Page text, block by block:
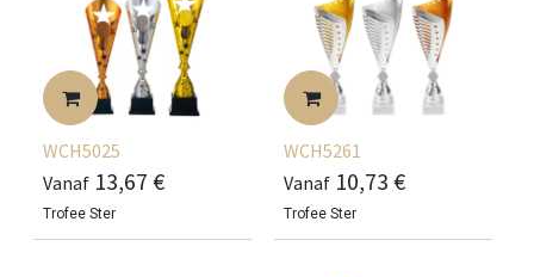
WCH5025
Vanaf 13,67 €
Trofee Ster
WCH5261
Vanaf 10,73 €
Trofee Ster